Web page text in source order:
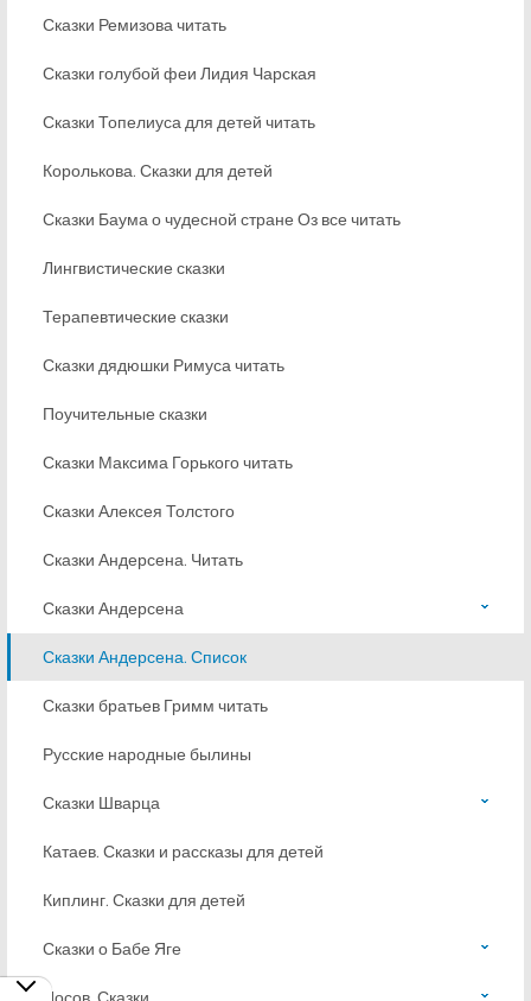
Сказки Ремизова читать
Сказки голубой феи Лидия Чарская
Сказки Топелиуса для детей читать
Королькова. Сказки для детей
Сказки Баума о чудесной стране Оз все читать
Лингвистические сказки
Терапевтические сказки
Сказки дядюшки Римуса читать
Поучительные сказки
Сказки Максима Горького читать
Сказки Алексея Толстого
Сказки Андерсена. Читать
Сказки Андерсена
Сказки Андерсена. Список
Сказки братьев Гримм читать
Русские народные былины
Сказки Шварца
Катаев. Сказки и рассказы для детей
Киплинг. Сказки для детей
Сказки о Бабе Яге